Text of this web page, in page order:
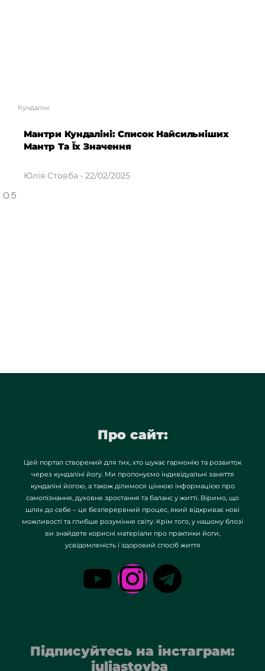
Кундаліні
Мантри Кундаліні: Список Найсильніших
Мантр Та Їх Значення
Юлія Стовба 22/02/2025
Про сайт:
Цей портал створений для тих, хто шукає гармонію та розвиток
через кундаліні йогу. Ми пропонуємо індивідуальні заняття
кундаліні йогою, а також ділимося цінною інформацією про
самопізнання, духовне зростання та баланс у житті. Віримо, що
шлях до себе – це безперервний процес, який відкриває нові
можливості та глибше розуміння світу. Крім того, у нашому блозі
ви знайдете корисні матеріали про практики йоги,
усвідомленість і здоровий спосіб життя
Підписуйтесь на інстаграм:
juliastovba_